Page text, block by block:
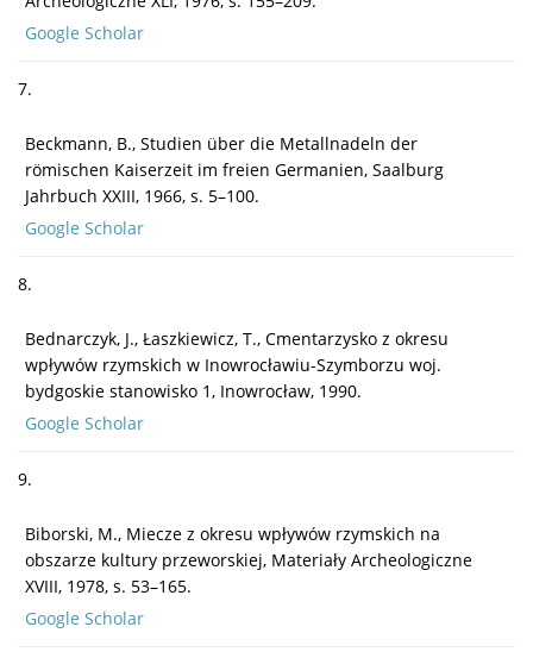
Google Scholar
7.
Beckmann, B., Studien über die Metallnadeln der
römischen Kaiserzeit im freien Germanien, Saalburg
Jahrbuch XXIII, 1966, s. 5–100.
Google Scholar
8.
Bednarczyk, J., Łaszkiewicz, T., Cmentarzysko z okresu
wpływów rzymskich w Inowrocławiu-Szymborzu woj.
bydgoskie stanowisko 1, Inowrocław, 1990.
Google Scholar
9.
Biborski, M., Miecze z okresu wpływów rzymskich na
obszarze kultury przeworskiej, Materiały Archeologiczne
XVIII, 1978, s. 53–165.
Google Scholar